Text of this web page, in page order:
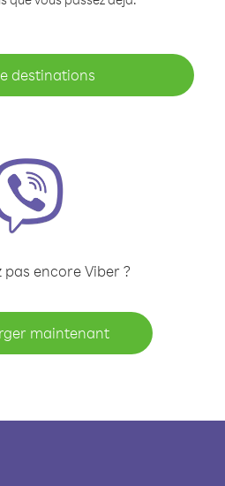
destinations
pas encore Viber ?
maintenant